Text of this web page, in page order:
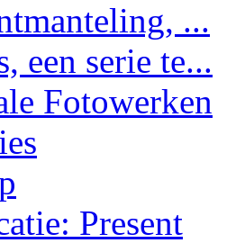
...
een serie te...
Fotowerken
Present